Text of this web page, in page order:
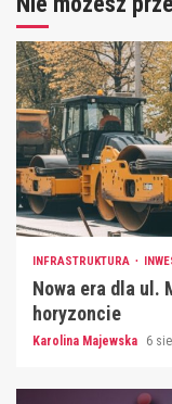
INFRASTRUKTURA
Nowa era dla ul.
horyzoncie
Karolina Majewska 6